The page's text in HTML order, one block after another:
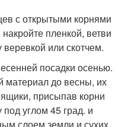
с открытыми корнями
пленкой, ветви
веревкой или скотчем.
посадки осенью.
материал до весны, их
присыпав корни
углом 45 град. и
слоем земли и сухих